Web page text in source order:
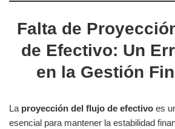
Falta de
de Efectivo: Un
en la Gestión
La proyección del flujo de efectivo es
esencial para mantener la estabilidad